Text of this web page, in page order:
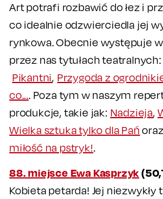
Art potrafi rozbawić do łez i
co idealnie odzwierciedla jej
rynkowa. Obecnie występuje
przez nas tytułach teatralnych:
Pikantni, Przygoda z
co.... Poza tym w naszym
produkcje, takie jak: Nadzieja,
Wielka sztuka tylko dla Pań
miłość na pstryk!.
88. miejsce Ewa Kasprzyk
Kobieta petarda! Jej